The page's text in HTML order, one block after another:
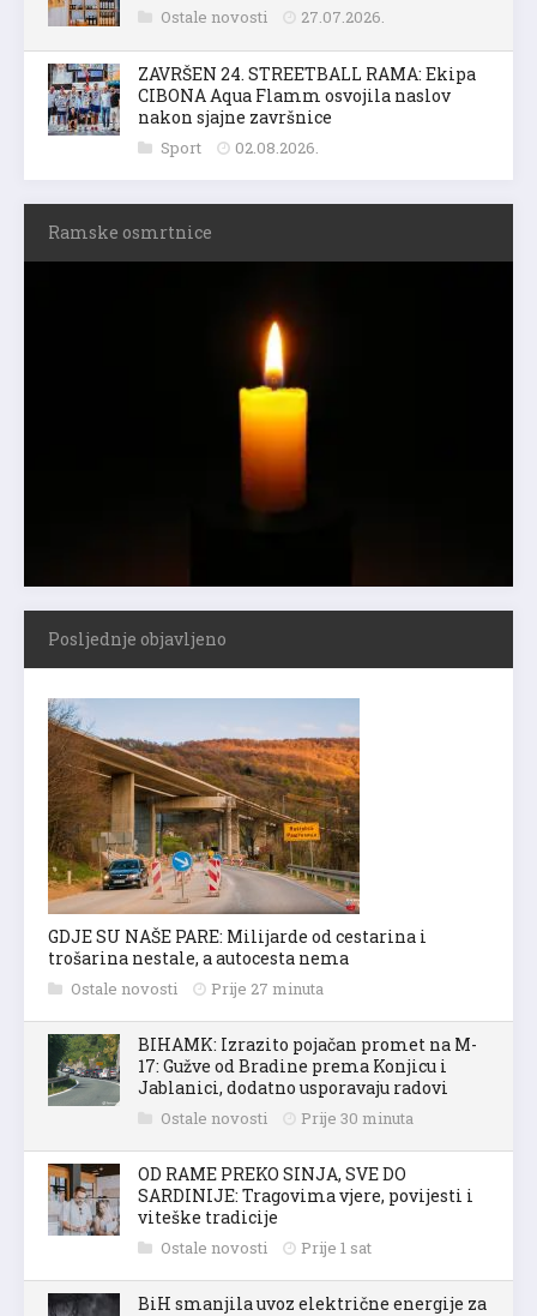
Ostale novosti 27.07.2026.
ZAVRŠEN 24. STREETBALL RAMA: Ekipa
CIBONA Aqua Flamm osvojila naslov
nakon sjajne završnice
Sport 02.08.2026.
Ramske osmrtnice
Posljednje objavljeno
GDJE SU NAŠE PARE: Milijarde od cestarina i
trošarina nestale, a autocesta nema
Ostale novosti Prije 27 minuta
BIHAMK: Izrazito pojačan promet na M-
17: Gužve od Bradine prema Konjicu i
Jablanici, dodatno usporavaju radovi
Ostale novosti Prije 30 minuta
OD RAME PREKO SINJA, SVE DO
SARDINIJE: Tragovima vjere, povijesti i
viteške tradicije
Ostale novosti Prije 1 sat
BiH smanjila uvoz električne energije za